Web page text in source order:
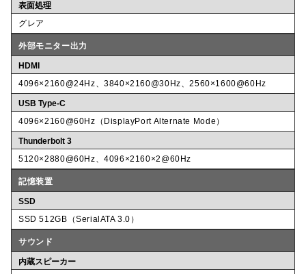
表面処理
グレア
外部モニター出力
HDMI
4096×2160@24Hz、3840×2160@30Hz、2560×1600@60Hz
USB Type-C
4096×2160@60Hz（DisplayPort Alternate Mode）
Thunderbolt 3
5120×2880@60Hz、4096×2160×2@60Hz
記憶装置
SSD
SSD 512GB（SerialATA 3.0）
サウンド
内蔵スピーカー